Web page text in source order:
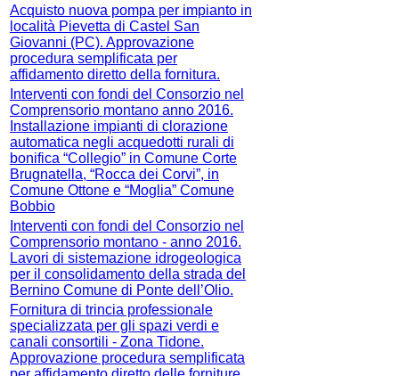
Acquisto nuova pompa per impianto in
località Pievetta di Castel San
Giovanni (PC). Approvazione
procedura semplificata per
affidamento diretto della fornitura.
Interventi con fondi del Consorzio nel
Comprensorio montano anno 2016.
Installazione impianti di clorazione
automatica negli acquedotti rurali di
bonifica “Collegio” in Comune Corte
Brugnatella, “Rocca dei Corvi”, in
Comune Ottone e “Moglia” Comune
Bobbio
Interventi con fondi del Consorzio nel
Comprensorio montano - anno 2016.
Lavori di sistemazione idrogeologica
per il consolidamento della strada del
Bernino Comune di Ponte dell’Olio.
Fornitura di trincia professionale
specializzata per gli spazi verdi e
canali consortili - Zona Tidone.
Approvazione procedura semplificata